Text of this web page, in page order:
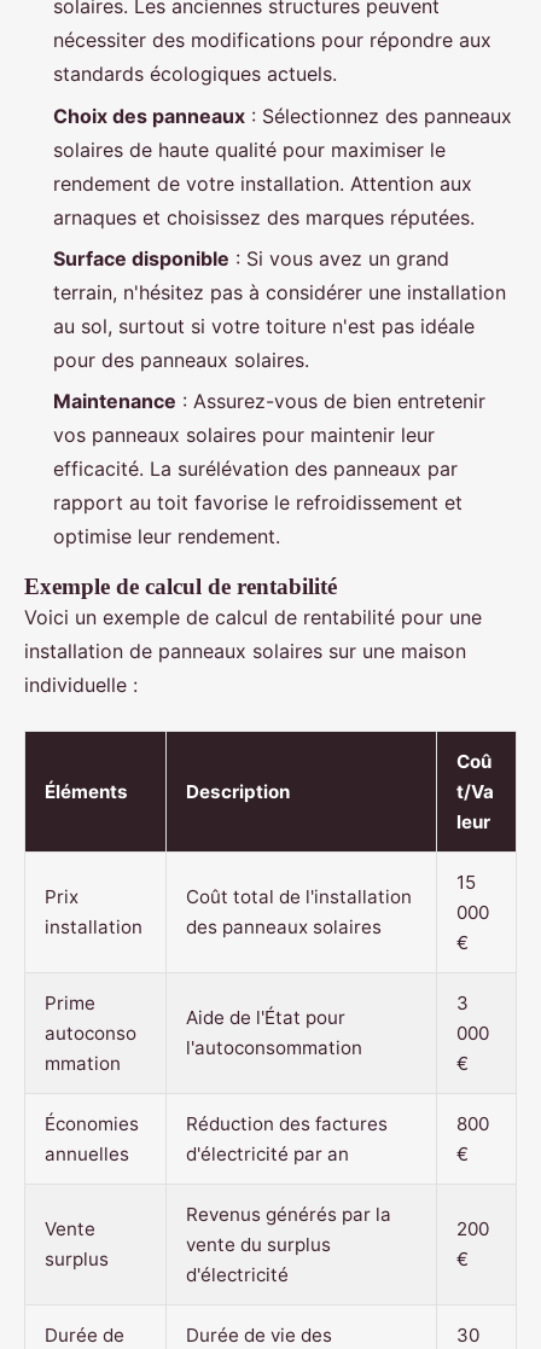
solaires. Les anciennes structures peuvent
nécessiter des modifications pour répondre aux
standards écologiques actuels.
Choix des panneaux : Sélectionnez des panneaux
solaires de haute qualité pour maximiser le
rendement de votre installation. Attention aux
arnaques et choisissez des marques réputées.
Surface disponible : Si vous avez un grand
terrain, n'hésitez pas à considérer une installation
au sol, surtout si votre toiture n'est pas idéale
pour des panneaux solaires.
Maintenance : Assurez-vous de bien entretenir
vos panneaux solaires pour maintenir leur
efficacité. La surélévation des panneaux par
rapport au toit favorise le refroidissement et
optimise leur rendement.
Exemple de calcul de rentabilité
Voici un exemple de calcul de rentabilité pour une
installation de panneaux solaires sur une maison
individuelle :
Éléments Description
Coû
t/Va
leur
Prix
installation
Coût total de l'installation
des panneaux solaires
15
000
€
Prime
autoconso
mmation
Aide de l'État pour
l'autoconsommation
3
000
€
Économies
annuelles
Réduction des factures
d'électricité par an
800
€
Vente
surplus
Revenus générés par la
vente du surplus
d'électricité
200
€
Durée de
Durée de vie des
30